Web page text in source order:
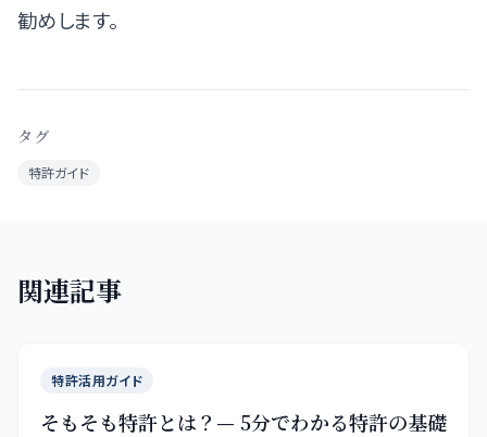
勧めします。
タグ
特許ガイド
関連記事
特許活用ガイド
そもそも特許とは？— 5分でわかる特許の基礎